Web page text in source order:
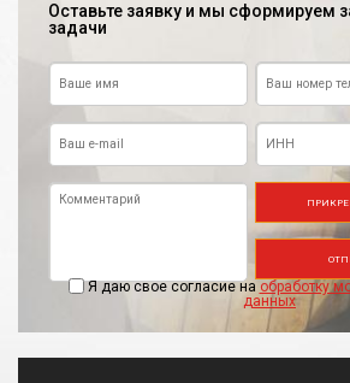
Оставьте заявку и мы сформируем
задачи
Я даю свое согласие на обработку
данных